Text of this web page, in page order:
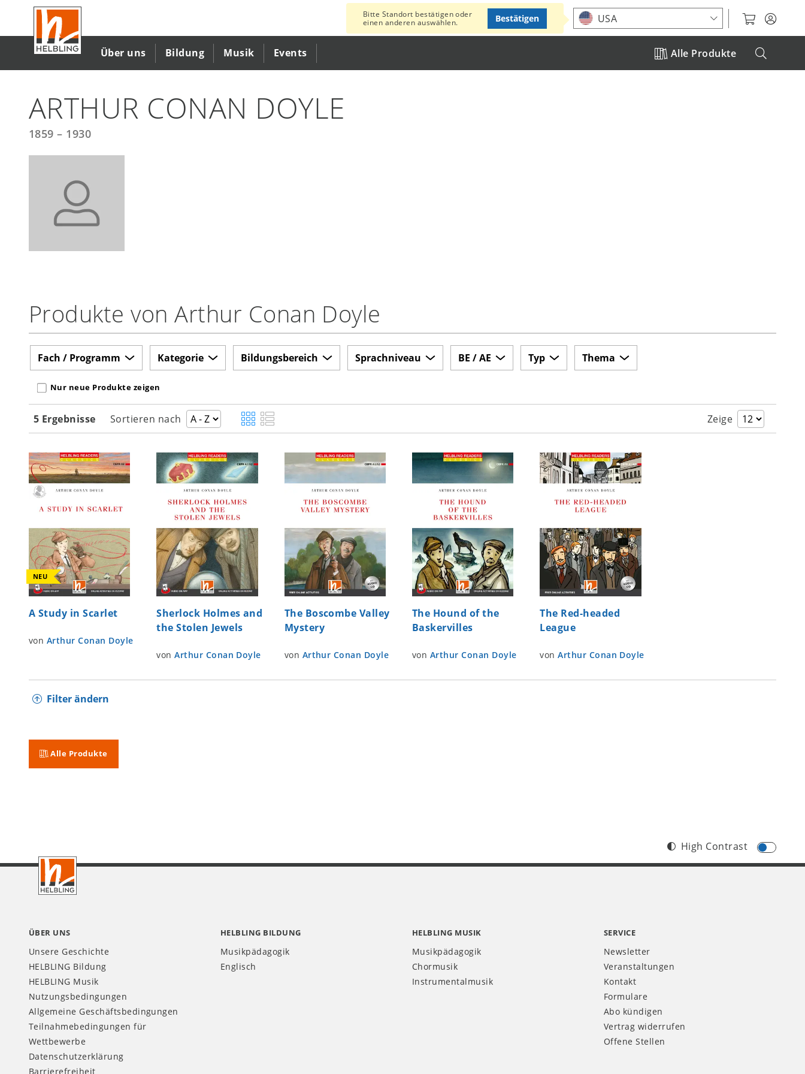
Inhalt
Standort auswählen
Über uns Bildung Musik Events Alle Produkte
Bitte Standort bestätigen oder
einen anderen auswählen.
USA
Bestätigen
ARTHUR CONAN DOYLE
1859 – 1930
Produkte von Arthur Conan Doyle
Nur neue Produkte zeigen
Fach / Programm Kategorie Bildungsbereich Sprachniveau BE / AE Typ Thema
5 Ergebnisse Sortieren nach Zeige
NEU
A Study in Scarlet
von Arthur Conan Doyle
Sherlock Holmes and
the Stolen Jewels
vonArthur Conan Doyle
The Boscombe Valley
Mystery
von Arthur Conan Doyle
The Hound of the
Baskervilles
von Arthur Conan Doyle
The Red-headed
League
vonArthur Conan Doyle
Filter ändern
Alle Produkte
Footer
High Contrast
ÜBER UNS
Unsere Geschichte
HELBLING Bildung
HELBLING Musik
Nutzungsbedingungen
Allgemeine Geschäftsbedingungen
Teilnahmebedingungen für
Wettbewerbe
Datenschutzerklärung
Barrierefreiheit
HELBLING BILDUNG
Musikpädagogik
Englisch
HELBLING MUSIK
Musikpädagogik
Chormusik
Instrumentalmusik
SERVICE
Newsletter
Veranstaltungen
Kontakt
Formulare
Abo kündigen
Vertrag widerrufen
Offene Stellen